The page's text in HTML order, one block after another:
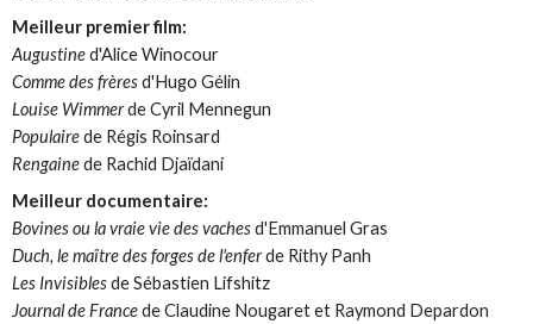
Meilleur premier film:
Augustined'Alice Winocour
Comme des frèresd'Hugo Gélin
Louise Wimmerde Cyril Mennegun
Populairede Régis Roinsard
Rengainede Rachid Djaïdani
Meilleur documentaire:
Bovines ou la vraie vie des vachesd'Emmanuel Gras
Duch, le maître des forges de l'enferde Rithy Panh
Les Invisiblesde Sébastien Lifshitz
Journal de Francede Claudine Nougaret et Raymond Depardon